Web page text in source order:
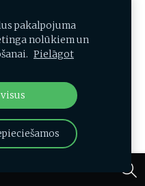
pakalpojuma
nolūkiem un
Pielāgot